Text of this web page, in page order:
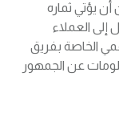
يؤتي ثماره
إلى العملاء
الخاصة بفريق
عن الجمهور